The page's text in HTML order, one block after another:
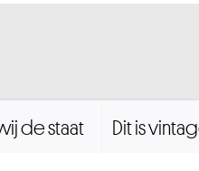
de staat Dit is